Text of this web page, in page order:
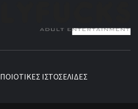
ΠΟΙΟΤΙΚΕΣ ΙΣΤΟΣΕΛΙΔΕΣ